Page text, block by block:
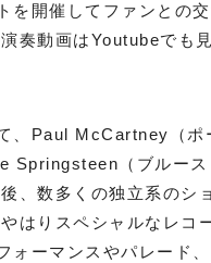
を開催してファンとの
奏動画はYoutubeでも
、Paul McCartney（
Springsteen（ブルー
、数多くの独立系のシ
はりスペシャルなレコ
ォーマンスやパレード